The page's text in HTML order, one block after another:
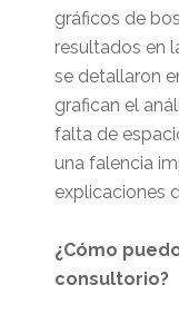
gráficos de
resultados en
se detallaron
grafican el
falta de
una falencia
explicaciones
¿Cómo
consultorio?